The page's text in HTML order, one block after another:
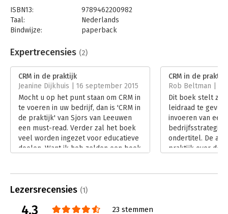
ISBN13:
9789462200982
Taal:
Nederlands
Bindwijze:
paperback
Uitgever:
Boom
Verschijningsdatum:
Hoofdrubriek:
Strategisch management
Serie:
Marketing voor professionals
Expertrecensies (2)
CRM in de praktijk
Jeanine Dijkhuis | 16 september 2015
Mocht u op het punt staan om CRM in
te voeren in uw bedrijf, dan is 'CRM in
de praktijk' van Sjors van Leeuwen
een must-read. Verder zal het boek
veel worden ingezet voor educatieve
doelen. Want ik heb zelden een boek
CRM in de praktijk
Rob Beltman | 8
Dit boek stelt
leidraad te
invoeren van
ondertitel. De
praktijk over de
Lezersrecensies (1)
4.3 23 stemmen